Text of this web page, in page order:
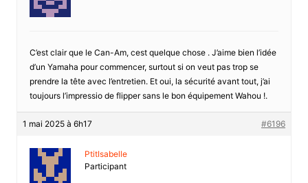
C’est clair que le Can-Am, cest quelque chose . J’aime bien l’idée
d’un Yamaha pour commencer, surtout si on veut pas trop se
prendre la tête avec l’entretien. Et oui, la sécurité avant tout, j’ai
toujours l’impressio de flipper sans le bon équipement Wahou !.
1 mai 2025 à 6h17 #6196
PtitIsabelle
Participant